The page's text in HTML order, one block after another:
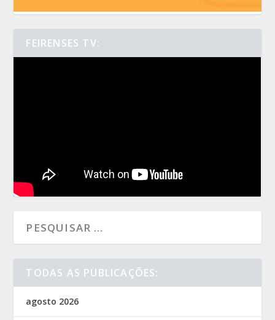
FEIRENSES TV:
TODAS AS PUBLICAÇÕES:
agosto 2026